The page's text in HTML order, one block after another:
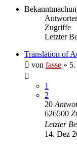
Zugriffe
Letzter
Translation of
von fasse »
1
2
20
626500
Letzter
14. Dez